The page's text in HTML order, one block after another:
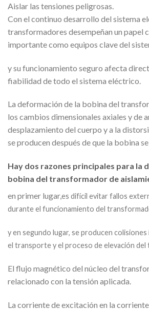
Aislar las tensiones peligrosas.
Con el continuo desarrollo del sistema
transformadores desempeñan un papel
importante como equipos clave del
y su funcionamiento seguro afecta
fiabilidad de todo el sistema eléctrico.
La deformación de la bobina del
los cambios dimensionales axiales y de
desplazamiento del cuerpo y a la
se producen después de que la bobina
Hay dos razones principales para la
bobina del transformador de
en primer lugar,es difícil evitar fallos
durante el funcionamiento del
y en segundo lugar, se producen
el transporte y el proceso de elevación
El flujo magnético del núcleo del
relacionado con la tensión aplicada.
La corriente de excitación en la